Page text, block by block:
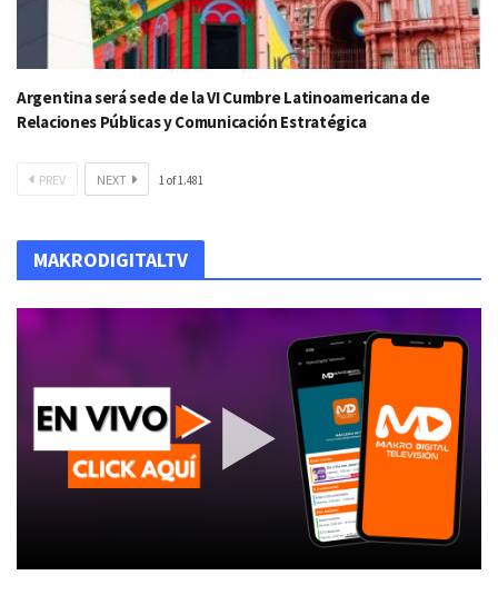
Argentina será sede de la VI Cumbre Latinoamericana de
Relaciones Públicas y Comunicación Estratégica
PREV NEXT 1of1.481
MAKRODIGITALTV